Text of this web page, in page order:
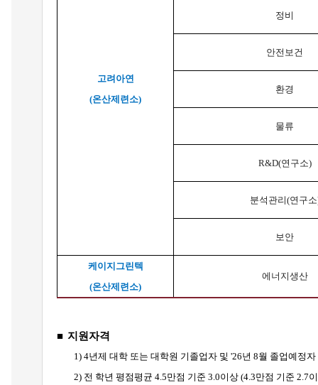
고려아연
(온산제련소)
정비
안전보건
환경
물류
R&D(연구소)
분석관리(연구
보안
케이지그린텍
(온산제련소)
에너지생산
■ 지원자격
1) 4년제 대학 또는 대학원 기졸업자 및 '26년 8월 졸업예정
2) 전 학년 평점평균 4.5만점 기준 3.0이상 (4.3만점 기준 2.7